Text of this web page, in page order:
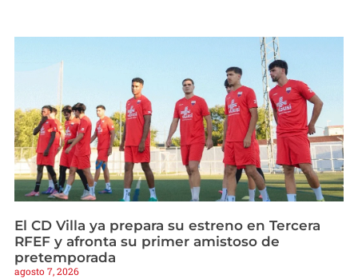
El CD Villa ya prepara su estreno en Tercera
RFEF y afronta su primer amistoso de
pretemporada
agosto 7, 2026